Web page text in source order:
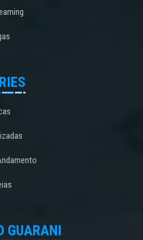
GUARANI